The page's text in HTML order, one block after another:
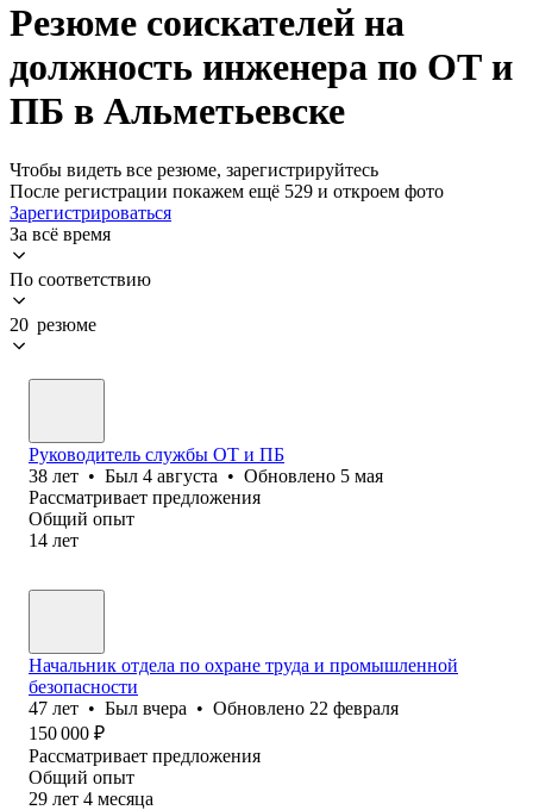
Резюме соискателей на
должность инженера по ОТ и
ПБ в Альметьевске
Чтобы видеть все резюме, зарегистрируйтесь
После регистрации покажем ещё 529 и откроем фото
Зарегистрироваться
За всё время
По соответствию
20 резюме
Руководитель службы ОТ и ПБ
38 лет • Был 4 августа • Обновлено 5 мая
Рассматривает предложения
Общий опыт
14 лет
Начальник отдела по охране труда и промышленной
безопасности
47 лет • Был вчера • Обновлено 22 февраля
150 000 ₽
Рассматривает предложения
Общий опыт
29 лет 4 месяца